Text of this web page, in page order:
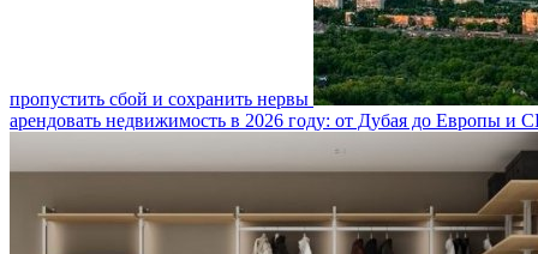
пропустить сбой и сохранить нервы
арендовать недвижимость в 2026 году: от Дубая до Европы и